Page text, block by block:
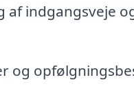
indgangsveje
og